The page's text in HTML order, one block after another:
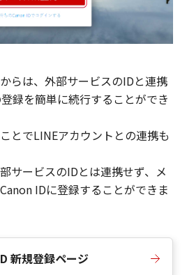
らは、外部サービスのIDと連携
録を簡単に続行することができ
とでLINEアカウントとの連携も
サービスのIDとは連携せず、メ
IDに登録することができま
新規登録ページ